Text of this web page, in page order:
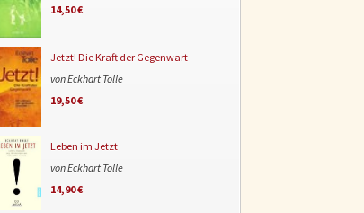
14,50 €
Jetzt! Die Kraft der Gegenwart
von Eckhart Tolle
19,50 €
Leben im Jetzt
von Eckhart Tolle
14,90 €